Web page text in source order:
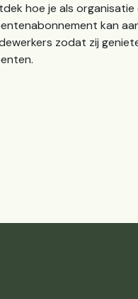
hoe je als organisatie
kan
zodat zij